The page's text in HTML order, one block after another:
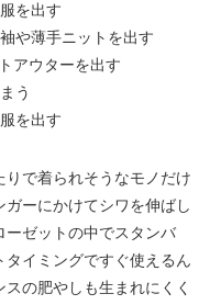
を出す
や薄手ニットを出す
アウターを出す
う
を出す
りで着られそうなモノだけ
ーにかけてシワを伸ばし
ーゼットの中でスタンバ
イミングですぐ使えるん
の肥やしも生まれにくく